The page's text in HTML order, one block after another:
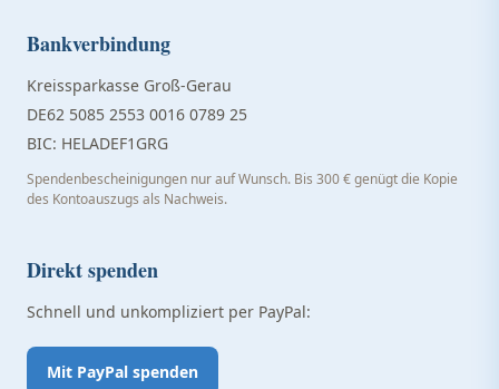
Bankverbindung
Kreissparkasse Groß-Gerau
DE62 5085 2553 0016 0789 25
BIC: HELADEF1GRG
Spendenbescheinigungen nur auf Wunsch. Bis 300 € genügt die Kopie
des Kontoauszugs als Nachweis.
Direkt spenden
Schnell und unkompliziert per PayPal:
Mit PayPal spenden